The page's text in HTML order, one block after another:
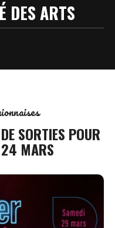
DES ARTS
SORTIES POUR
MARS